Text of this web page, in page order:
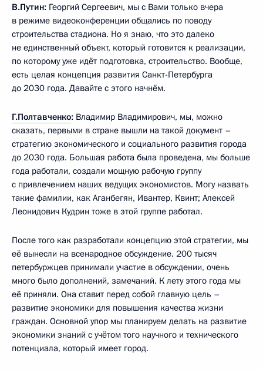
В.Путин: Георгий Сергеевич, мы с Вами только вчера
в режиме видеоконференции общались по поводу
строительства стадиона. Но я знаю, что это далеко
не единственный объект, который готовится к реализации,
по которому уже идёт подготовка, строительство. Вообще,
есть целая концепция развития Санкт-Петербурга
до 2030 года. Давайте с этого начнём.
Г.Полтавченко: Владимир Владимирович, мы, можно
сказать, первыми в стране вышли на такой документ –
стратегию экономического и социального развития города
до 2030 года. Большая работа была проведена, мы больше
года работали, создали мощную рабочую группу
с привлечением наших ведущих экономистов. Могу назвать
такие фамилии, как Аганбегян, Ивантер, Квинт; Алексей
Леонидович Кудрин тоже в этой группе работал.
После того как разработали концепцию этой стратегии, мы
её вынесли на всенародное обсуждение. 200 тысяч
петербуржцев принимали участие в обсуждении, очень
много было дополнений, замечаний. К лету этого года мы
её приняли. Она ставит перед собой главную цель –
развитие экономики для повышения качества жизни
граждан. Основной упор мы планируем делать на развитие
экономики знаний с учётом того научного и технического
потенциала, который имеет город.